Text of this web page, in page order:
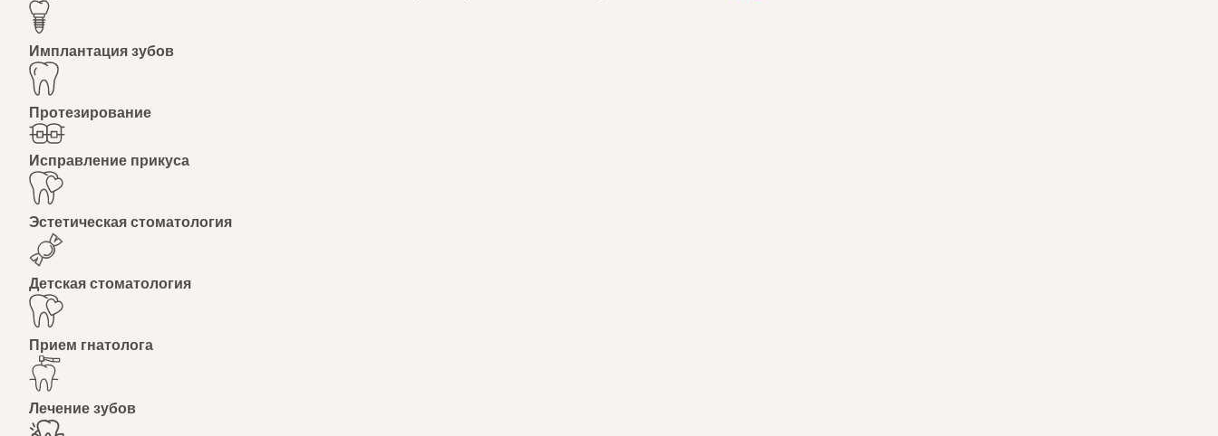
Имплантация зубов
Протезирование
Исправление прикуса
Эстетическая стоматология
Детская стоматология
Прием гнатолога
Лечение зубов